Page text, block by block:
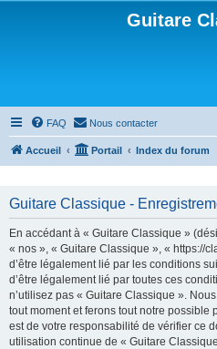
Guitare
FAQ Nous contacter
Accueil Portail Index du forum
Guitare Classique -
En accédant à « Guitare Classique »
« nos », « Guitare Classique », « https://
d’être légalement lié par les conditions
d’être légalement lié par toutes ces
n’utilisez pas « Guitare Classique ».
tout moment et ferons tout notre possible
est de votre responsabilité de vérifier ce
utilisation continue de « Guitare